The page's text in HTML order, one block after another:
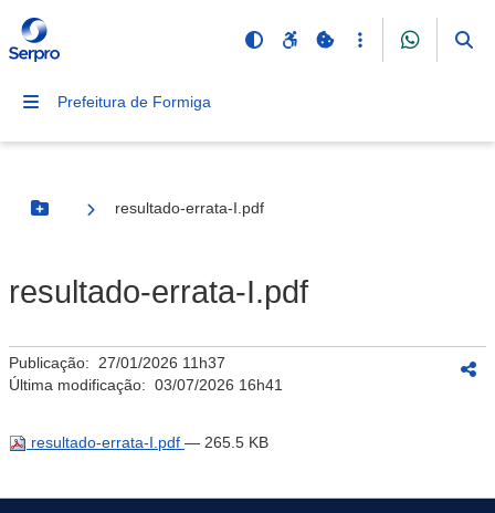
Prefeitura de Formiga
Botão Menu
resultado-errata-I.pdf
resultado-errata-I.pdf
Publicação: 27/01/2026 11h37
Última modificação: 03/07/2026 16h41
resultado-errata-I.pdf — 265.5 KB